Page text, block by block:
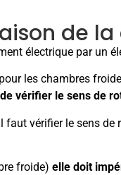
de
électrique par un
les chambres
vérifier le sens de
faut vérifier le sens de
froide)elle doit